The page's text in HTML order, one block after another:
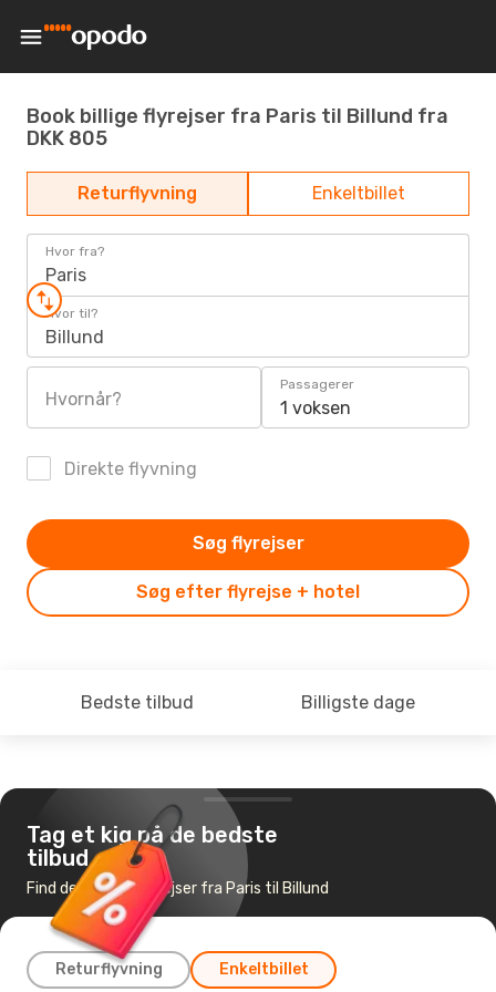
Book billige flyrejser fra Paris til Billund fra
DKK 805
Returflyvning Enkeltbillet
Hvor fra?
Paris
Hvor til?
Billund
Hvornår?
Passagerer
1 voksen
Direkte flyvning
Søg efter flyrejse + hotel
Søg flyrejser
Bedste tilbud Billigste dage
Tag et kig på de bedste
tilbud
Find de billigste flyrejser fra Paris til Billund
Returflyvning Enkeltbillet